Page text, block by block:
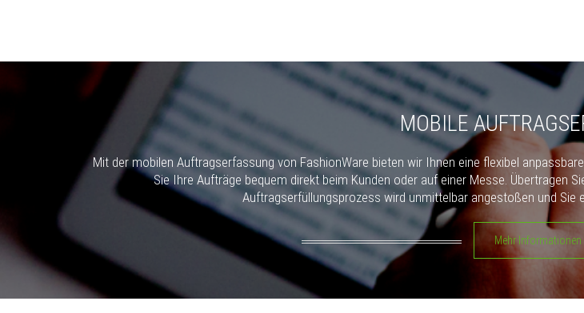
MOBILE
Mit der mobilen Auftragserfassung von FashionWare bieten wir Ihnen eine flexibel
Sie Ihre Aufträge bequem direkt beim Kunden oder auf einer Messe. Übertragen
Auftragserfüllungsprozess wird unmittelbar angestoßen und Sie
Mehr Informationen